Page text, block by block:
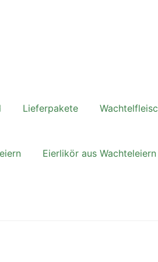
Lieferpakete
Eierlikör aus Wachteleiern